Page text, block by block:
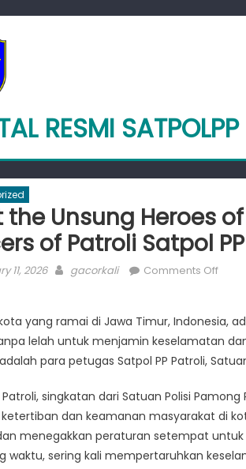
RESMI
the Unsung Heroes
of Patroli Satpol PP
11, 2026 Author
gacorkali Comments Offon
of
The
of
yang ramai di Jawa Timur, Indonesia,
lelah untuk menjamin keselamatan
para petugas Satpol PP Patroli,
Patroli, singkatan dari Satuan Polisi
dan keamanan masyarakat di
menegakkan peraturan setempat
waktu, sering kali mempertaruhkan